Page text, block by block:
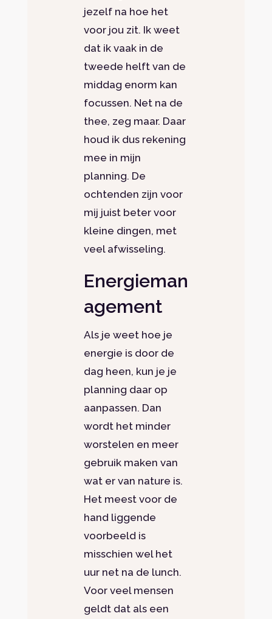
jezelf na hoe het
voor jou zit. Ik weet
dat ik vaak in de
tweede helft van de
middag enorm kan
focussen. Net na de
thee, zeg maar. Daar
houd ik dus rekening
mee in mijn
planning. De
ochtenden zijn voor
mij juist beter voor
kleine dingen, met
veel afwisseling.
Energieman
agement
Als je weet hoe je
energie is door de
dag heen, kun je je
planning daar op
aanpassen. Dan
wordt het minder
worstelen en meer
gebruik maken van
wat er van nature is.
Het meest voor de
hand liggende
voorbeeld is
misschien wel het
uur net na de lunch.
Voor veel mensen
geldt dat als een